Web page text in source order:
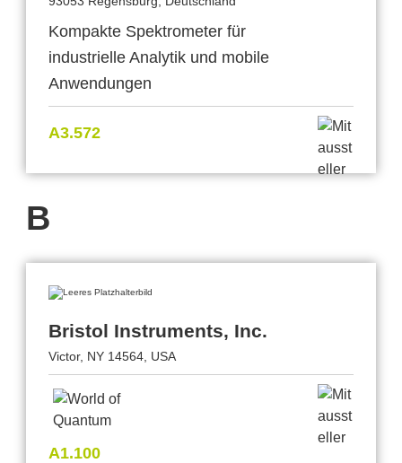
Kompakte Spektrometer für
industrielle Analytik und mobile
Anwendungen
A3.572
B
Bristol Instruments, Inc.
Victor, NY 14564, USA
A1.100